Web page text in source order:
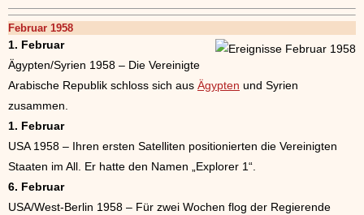
Februar 1958
1. Februar
Ägypten/Syrien 1958 – Die Vereinigte
Arabische Republik schloss sich aus Ägypten und Syrien
zusammen.
1. Februar
USA 1958 – Ihren ersten Satelliten positionierten die Vereinigten
Staaten im All. Er hatte den Namen „Explorer 1“.
6. Februar
USA/West-Berlin 1958 – Für zwei Wochen flog der Regierende